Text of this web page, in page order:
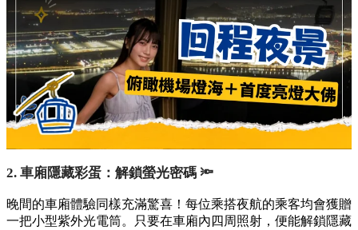
2. 車廂隱藏彩蛋：解鎖螢光密碼 🔦
晚間的車廂體驗同樣充滿驚喜！每位乘搭夜航的乘客均會獲贈
一把小型紫外光電筒。只要在車廂內四周照射，便能解鎖隱藏